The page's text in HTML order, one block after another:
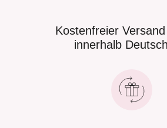
Kostenfreier
innerhalb